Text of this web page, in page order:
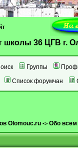
школы 36 ЦГВ г.
Группы
Список форумчан
Olomouc.ru -> Обо всем